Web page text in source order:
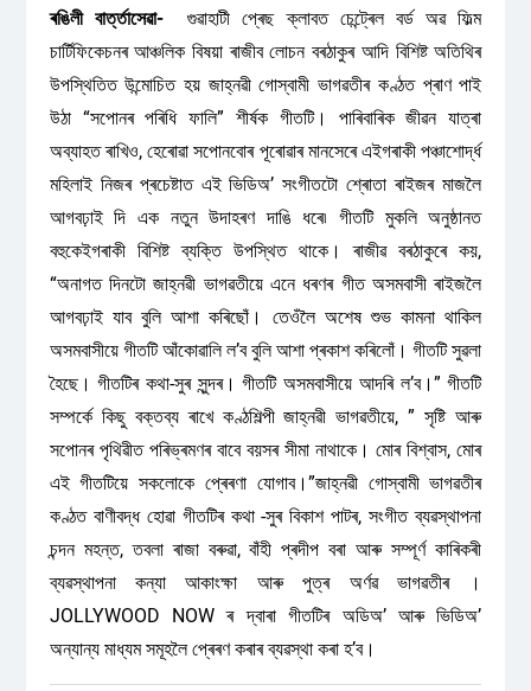
ৰঙিলী বাৰ্ত্তাসেৱা-গুৱাহাটী প্ৰেছ ক্লাবত চেন্ট্ৰেল বৰ্ড অৱ ফিল্ম
চাৰ্টিফিকেচনৰ আঞ্চলিক বিষয়া ৰাজীব লোচন বৰঠাকুৰ আদি বিশিষ্ট অতিথিৰ
উপস্থিতিত উন্মোচিত হয় জাহ্নৱী গোস্বামী ভাগৱতীৰ কণ্ঠত প্ৰাণ পাই
উঠা “সপোনৰ পৰিধি ফালি” শীৰ্ষক গীতটি। পাৰিবাৰিক জীৱন যাত্ৰা
অব্যাহত ৰাখিও, হেৰোৱা সপোনবোৰ পূৰোৱাৰ মানসেৰে এইগৰাকী পঞ্চাশোৰ্দ্ধ
মহিলাই নিজৰ প্ৰচেষ্টাত এই ভিডিঅ’ সংগীতটো শ্ৰোতা ৰাইজৰ মাজলৈ
আগবঢ়াই দি এক নতুন উদাহৰণ দাঙি ধৰে৷ গীতটি মুকলি অনুষ্ঠানত
বহুকেইগৰাকী বিশিষ্ট ব্যক্তি উপস্থিত থাকে। ৰাজীৱ বৰঠাকুৰে কয়,
“অনাগত দিনটো জাহ্নৱী ভাগৱতীয়ে এনে ধৰণৰ গীত অসমবাসী ৰাইজলৈ
আগবঢ়াই যাব বুলি আশা কৰিছোঁ। তেওঁলৈ অশেষ শুভ কামনা থাকিল
অসমবাসীয়ে গীতটি আঁকোৱালি ল’ব বুলি আশা প্ৰকাশ কৰিলোঁ। গীতটি সুৱলা
হৈছে। গীতটিৰ কথা-সুৰ সুন্দৰ। গীতটি অসমবাসীয়ে আদৰি ল’ব।” গীতটি
সম্পৰ্কে কিছু বক্তব্য ৰাখে কণ্ঠশিল্পী জাহ্নৱী ভাগৱতীয়ে, ” সৃষ্টি আৰু
সপোনৰ পৃথিৱীত পৰিভ্ৰমণৰ বাবে বয়সৰ সীমা নাথাকে। মোৰ বিশ্বাস, মোৰ
এই গীতটিয়ে সকলোকে প্ৰেৰণা যোগাব।”জাহ্নৱী গোস্বামী ভাগৱতীৰ
কণ্ঠত বাণীবদ্ধ হোৱা গীতটিৰ কথা -সুৰ বিকাশ পাটৰ, সংগীত ব্যৱস্থাপনা
চন্দন মহন্ত, তবলা ৰাজা বৰুৱা, বাঁহী প্ৰদীপ বৰা আৰু সম্পূৰ্ণ কাৰিকৰী
ব্যৱস্থাপনা কন্যা আকাংক্ষা আৰু পুত্ৰ অৰ্ণৱ ভাগৱতীৰ ।
JOLLYWOOD NOW ৰ দ্বাৰা গীতটিৰ অডিঅ’ আৰু ভিডিঅ’
অন্যান্য মাধ্যম সমূহলৈ প্ৰেৰণ কৰাৰ ব্যৱস্থা কৰা হ’ব।